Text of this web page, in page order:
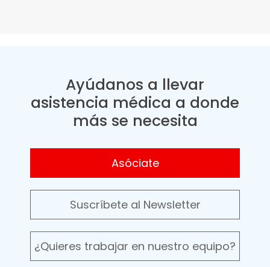
Ayúdanos a llevar
asistencia médica a donde
más se necesita
Asóciate
Suscríbete al Newsletter
¿Quieres trabajar en nuestro equipo?